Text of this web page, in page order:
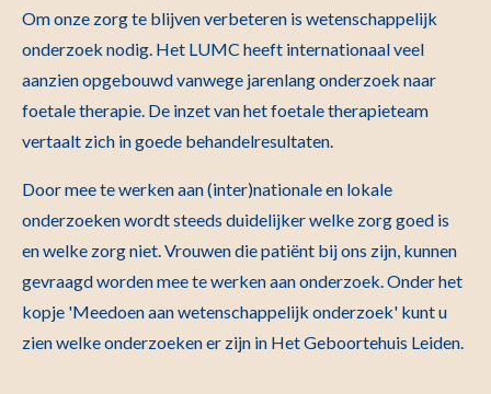
Om onze zorg te blijven verbeteren is wetenschappelijk
onderzoek nodig. Het LUMC heeft internationaal veel
aanzien opgebouwd vanwege jarenlang onderzoek naar
foetale therapie. De inzet van het foetale therapieteam
vertaalt zich in goede behandelresultaten.
Door mee te werken aan (inter)nationale en lokale
onderzoeken wordt steeds duidelijker welke zorg goed is
en welke zorg niet. Vrouwen die patiënt bij ons zijn, kunnen
gevraagd worden mee te werken aan onderzoek. Onder het
kopje 'Meedoen aan wetenschappelijk onderzoek' kunt u
zien welke onderzoeken er zijn in Het Geboortehuis Leiden.